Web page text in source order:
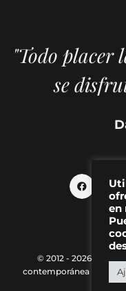
"Todo placer
se
© 2012 - 2026
contemporánea |
en